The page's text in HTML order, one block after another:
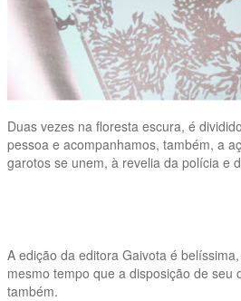
Duas vezes na floresta escura, é
pessoa e acompanhamos, também, a
garotos se unem, à revelia da polícia e
A edição da editora Gaivota é
mesmo tempo que a disposição de
também.